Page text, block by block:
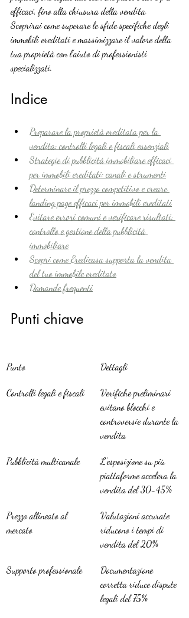
efficaci, fino alla chiusura della vendita.
Scoprirai come superare le sfide specifiche degli
immobili ereditati e massimizzare il valore della
tua proprietà con l’aiuto di professionisti
specializzati.
Indice
Preparare la proprietà ereditata per la
vendita: controlli legali e fiscali essenziali
Strategie di pubblicità immobiliare efficaci
per immobili ereditati: canali e strumenti
Determinare il prezzo competitivo e creare
landing page efficaci per immobili ereditati
Evitare errori comuni e verificare risultati:
controllo e gestione della pubblicità
immobiliare
Scopri come Eredicasa supporta la vendita
del tuo immobile ereditato
Domande frequenti
Punti chiave
Punto Dettagli
Controlli legali e fiscali
Verifiche preliminari
evitano blocchi e
controversie durante la
vendita
Pubblicità multicanale
L’esposizione su più
piattaforme accelera la
vendita del 30-45%
Prezzo allineato al
mercato
Valutazioni accurate
riducono i tempi di
vendita del 20%
Supporto professionale
Documentazione
corretta riduce dispute
legali del 75%